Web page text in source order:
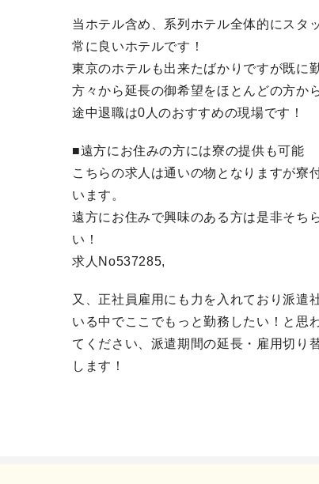
当ホテル含め、系列ホテル全体的にスタ
常に良いホテルです！
東京のホテルも出来たばかりですが既に
方々から延長の御希望をほとんどの方か
途中退職は0人のおすすめの現場です！
■遠方にお住みの方には寮の提供も可能
こちらの求人は通いの物となりますが寮
います。
遠方にお住みで興味のある方は是非そち
い！
求人No537285,
又、正社員雇用にも力を入れており派遣
いる中でここでもっと勤務したい！と思
てください、派遣期間の延長・雇用切り
します！